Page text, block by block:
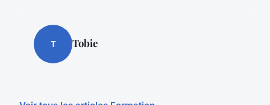
T Tobie